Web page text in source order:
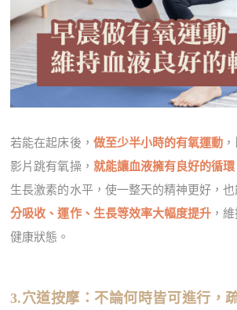
若能在起床後， 做至少半小時的有氧運動
影片跳有氧操， 就能讓血液擁有良好的循環
生長激素的水平，使一整天的精神更好，也
分吸收、運作、生長等效率大幅度提升 ，
健康狀態。
3.穴道按摩：不論何時皆可進行，